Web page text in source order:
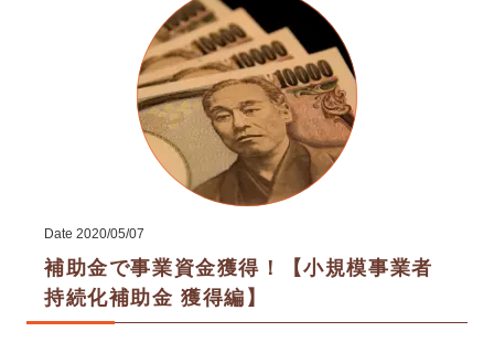
Date 2020/05/07
補助金で事業資金獲得！【小規模事業者
持続化補助金 獲得編】